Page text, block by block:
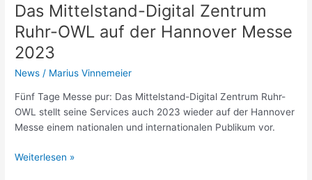
Das Mittelstand-Digital Zentrum
Ruhr-OWL auf der Hannover Messe
2023
News / Marius Vinnemeier
Fünf Tage Messe pur: Das Mittelstand-Digital Zentrum Ruhr-
OWL stellt seine Services auch 2023 wieder auf der Hannover
Messe einem nationalen und internationalen Publikum vor.
Weiterlesen »